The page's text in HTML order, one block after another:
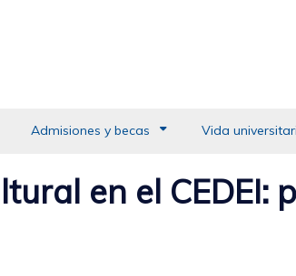
Admisiones y becas Vida
en el